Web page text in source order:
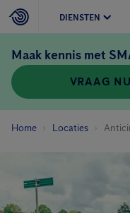
DIENSTEN
Maak kennis met
VRAAG
Home Locaties